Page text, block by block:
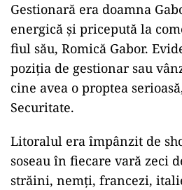
Gestionară era doamna
energică şi pricepută la
fiul său, Romică Gabor.
poziția de gestionar sau
cine avea o proptea
Securitate.
Litoralul era împânzit de
soseau în fiecare vară zeci
străini, nemți, francezi,